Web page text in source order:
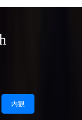
内観